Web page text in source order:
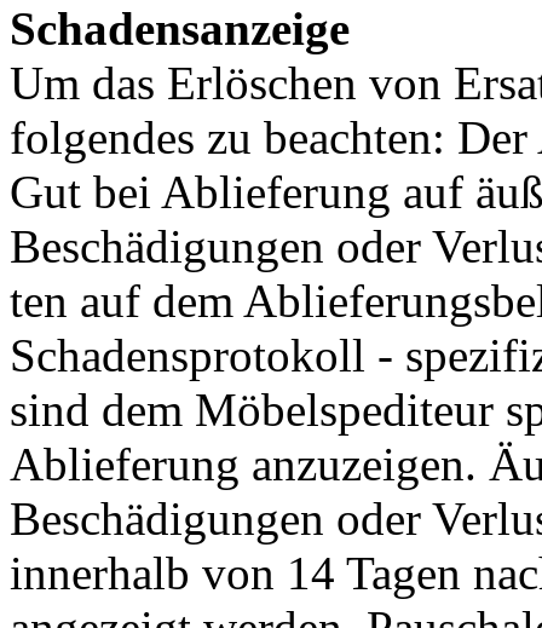
Schadensanzeige
Um das Erlöschen von
folgendes zu beachten:
Gut bei Ablieferung auf
Beschädigungen oder
ten auf dem
Schadensprotokoll -
sind dem Möbelspediteur
Ablieferung anzuzeigen.
Beschädigungen oder
innerhalb von 14 Tagen